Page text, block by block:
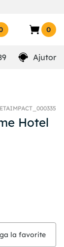
0
Ajutor
Hotel
la favorite